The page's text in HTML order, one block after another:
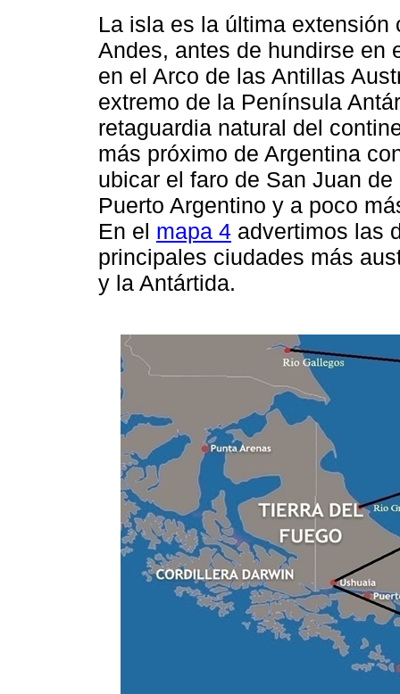
La isla es la última
Andes, antes de hundirse en
en el Arco de las Antillas
extremo de la Península
retaguardia natural del
más próximo de Argentina
ubicar el faro de San Juan
Puerto Argentino y a poco
En el mapa 4 advertimos las
principales ciudades más
y la Antártida.